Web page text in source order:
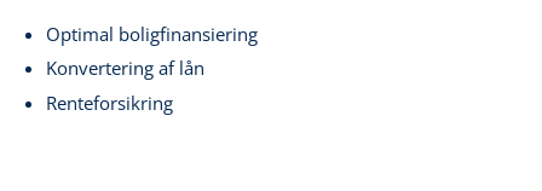
Optimal boligfinansiering
Konvertering af lån
Renteforsikring